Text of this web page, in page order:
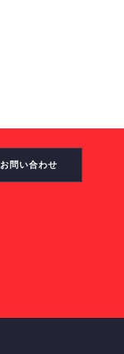
お問い合わせ